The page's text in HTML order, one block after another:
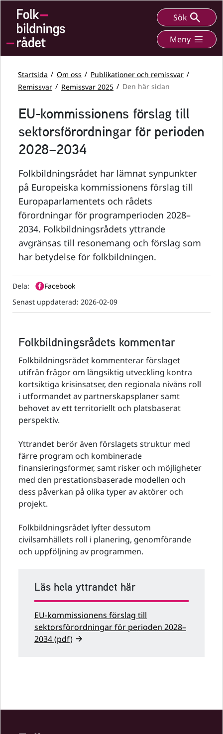
Sök
Meny
Startsida Om oss
Publikationer och remissvar
Remissvar
Remissvar 2025 Den här sidan
EU-kommissionens förslag till
sektorsförordningar för perioden
2028–2034
Folkbildningsrådet har lämnat synpunkter
på Europeiska kommissionens förslag till
Europaparlamentets och rådets
förordningar för programperioden 2028–
2034. Folkbildningsrådets yttrande
avgränsas till resonemang och förslag som
har betydelse för folkbildningen.
Dela:
Facebook
Senast uppdaterad: 2026-02-09
Folkbildningsrådets kommentar
Folkbildningsrådet kommenterar förslaget
utifrån frågor om långsiktig utveckling kontra
kortsiktiga krisinsatser, den regionala nivåns roll
i utformandet av partnerskapsplaner samt
behovet av ett territoriellt och platsbaserat
perspektiv.
Yttrandet berör även förslagets struktur med
färre program och kombinerade
finansieringsformer, samt risker och möjligheter
med den prestationsbaserade modellen och
dess påverkan på olika typer av aktörer och
projekt.
Folkbildningsrådet lyfter dessutom
civilsamhällets roll i planering, genomförande
och uppföljning av programmen.
Läs hela yttrandet här
EU-kommissionens förslag till
sektorsförordningar för perioden 2028–
2034 (pdf)